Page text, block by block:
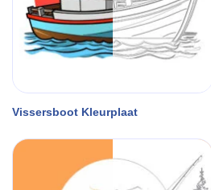
Vissersboot Kleurplaat